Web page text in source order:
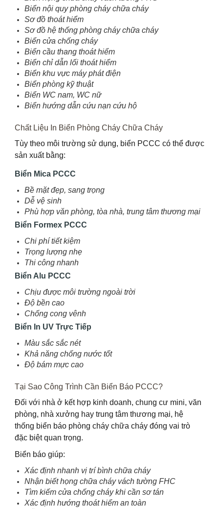
Biển nội quy phòng cháy chữa cháy
Sơ đồ thoát hiểm
Sơ đồ hệ thống phòng cháy chữa cháy
Biển cửa chống cháy
Biển cầu thang thoát hiểm
Biển chỉ dẫn lối thoát hiểm
Biển khu vực máy phát điện
Biển phòng kỹ thuật
Biển WC nam, WC nữ
Biển hướng dẫn cứu nạn cứu hộ
Chất Liệu In Biển Phòng Cháy Chữa Cháy
Tùy theo môi trường sử dụng, biển PCCC có thể được
sản xuất bằng:
Biển Mica PCCC
Bề mặt đẹp, sang trọng
Dễ vệ sinh
Phù hợp văn phòng, tòa nhà, trung tâm thương mại
Biển Formex PCCC
Chi phí tiết kiệm
Trọng lượng nhẹ
Thi công nhanh
Biển Alu PCCC
Chịu được môi trường ngoài trời
Độ bền cao
Chống cong vênh
Biển In UV Trực Tiếp
Màu sắc sắc nét
Khả năng chống nước tốt
Độ bám mực cao
Tại Sao Công Trình Cần Biển Báo PCCC?
Đối với nhà ở kết hợp kinh doanh, chung cư mini, văn
phòng, nhà xưởng hay trung tâm thương mại, hệ
thống biển báo phòng cháy chữa cháy đóng vai trò
đặc biệt quan trọng.
Biển báo giúp:
Xác định nhanh vị trí bình chữa cháy
Nhận biết họng chữa cháy vách tường FHC
Tìm kiếm cửa chống cháy khi cần sơ tán
Xác định hướng thoát hiểm an toàn